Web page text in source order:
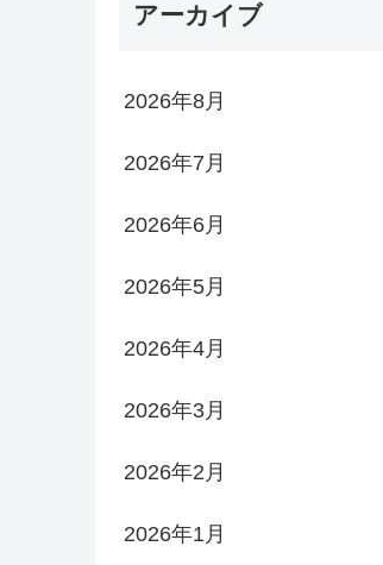
アーカイブ
2026年8月
2026年7月
2026年6月
2026年5月
2026年4月
2026年3月
2026年2月
2026年1月